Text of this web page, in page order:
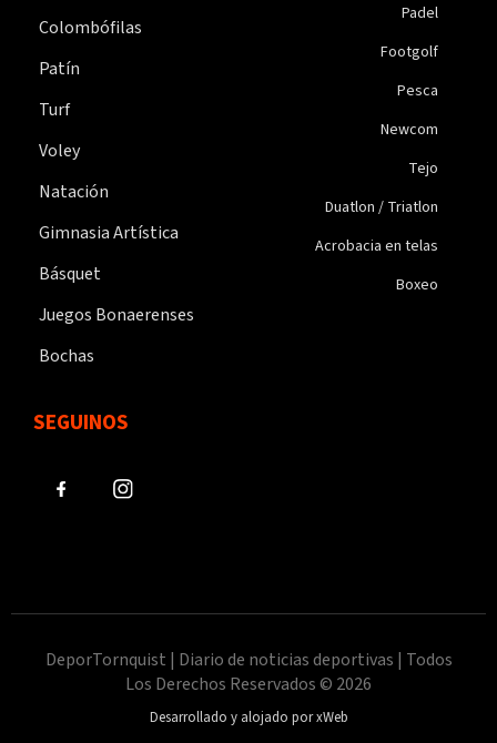
Colombófilas
Patín
Turf
Voley
Natación
Gimnasia Artística
Básquet
Juegos Bonaerenses
Bochas
Padel
Footgolf
Pesca
Newcom
Tejo
Duatlon / Triatlon
Acrobacia en telas
Boxeo
SEGUINOS
DeporTornquist | Diario de noticias deportivas | Todos
Los Derechos Reservados © 2026
Desarrollado y alojado por xWeb